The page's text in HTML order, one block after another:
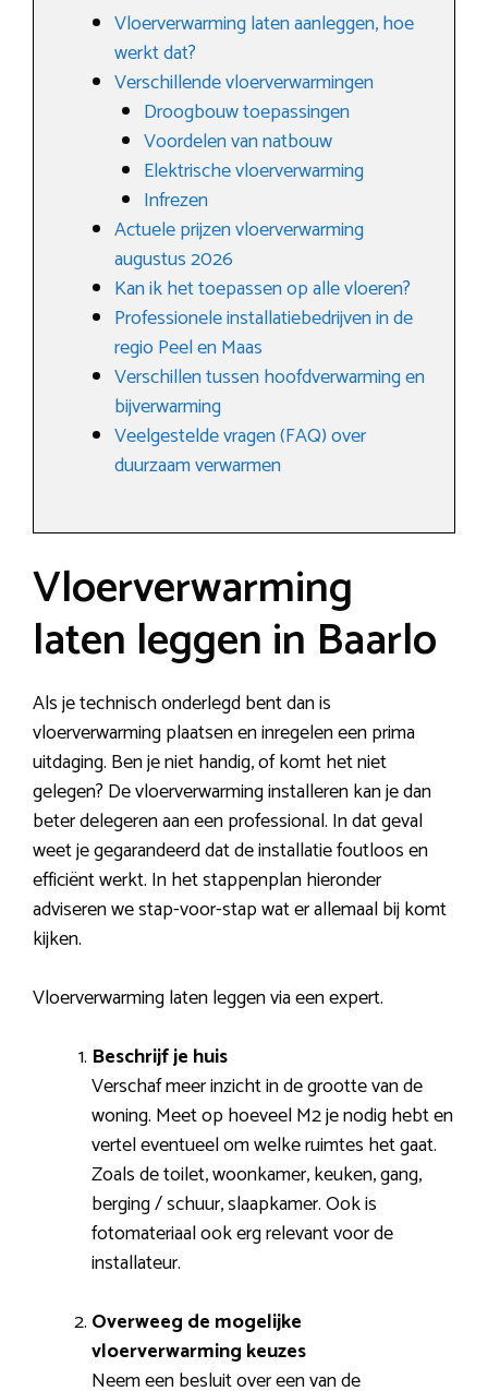
Vloerverwarming laten aanleggen, hoe
werkt dat?
Verschillende vloerverwarmingen
Droogbouw toepassingen
Voordelen van natbouw
Elektrische vloerverwarming
Infrezen
Actuele prijzen vloerverwarming
augustus 2026
Kan ik het toepassen op alle vloeren?
Professionele installatiebedrijven in de
regio Peel en Maas
Verschillen tussen hoofdverwarming en
bijverwarming
Veelgestelde vragen (FAQ) over
duurzaam verwarmen
Vloerverwarming
laten leggen in Baarlo
Als je technisch onderlegd bent dan is
vloerverwarming plaatsen en inregelen een prima
uitdaging. Ben je niet handig, of komt het niet
gelegen? De vloerverwarming installeren kan je dan
beter delegeren aan een professional. In dat geval
weet je gegarandeerd dat de installatie foutloos en
efficiënt werkt. In het stappenplan hieronder
adviseren we stap-voor-stap wat er allemaal bij komt
kijken.
Vloerverwarming laten leggen via een expert.
Beschrijf je huis
Verschaf meer inzicht in de grootte van de
woning. Meet op hoeveel M2 je nodig hebt en
vertel eventueel om welke ruimtes het gaat.
Zoals de toilet, woonkamer, keuken, gang,
berging / schuur, slaapkamer. Ook is
fotomateriaal ook erg relevant voor de
installateur.
Overweeg de mogelijke
vloerverwarming keuzes
Neem een besluit over een van de